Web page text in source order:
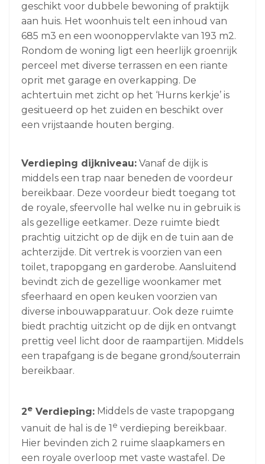
geschikt voor dubbele bewoning of praktijk
aan huis. Het woonhuis telt een inhoud van
685 m3 en een woonoppervlakte van 193 m2.
Rondom de woning ligt een heerlijk groenrijk
perceel met diverse terrassen en een riante
oprit met garage en overkapping. De
achtertuin met zicht op het ‘Hurns kerkje’ is
gesitueerd op het zuiden en beschikt over
een vrijstaande houten berging.
Verdieping dijkniveau: Vanaf de dijk is
middels een trap naar beneden de voordeur
bereikbaar. Deze voordeur biedt toegang tot
de royale, sfeervolle hal welke nu in gebruik is
als gezellige eetkamer. Deze ruimte biedt
prachtig uitzicht op de dijk en de tuin aan de
achterzijde. Dit vertrek is voorzien van een
toilet, trapopgang en garderobe. Aansluitend
bevindt zich de gezellige woonkamer met
sfeerhaard en open keuken voorzien van
diverse inbouwapparatuur. Ook deze ruimte
biedt prachtig uitzicht op de dijk en ontvangt
prettig veel licht door de raampartijen. Middels
een trapafgang is de begane grond/souterrain
bereikbaar.
2e Verdieping: Middels de vaste trapopgang
vanuit de hal is de 1e verdieping bereikbaar.
Hier bevinden zich 2 ruime slaapkamers en
een royale overloop met vaste wastafel. De